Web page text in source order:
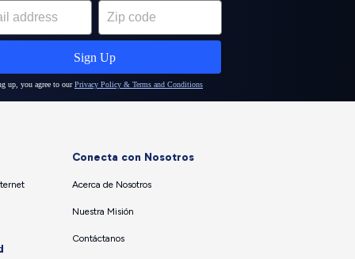
Conecta con Nosotros
Acerca de Nosotros
Nuestra Misión
Contáctanos